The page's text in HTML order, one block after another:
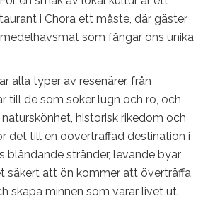
i Chora ett måste, där gäster
som fångar öns unika
alla typer av resenärer, från
till de som söker lugn och ro, och
historisk rikedom och
det till en oöverträffad destination i
bländande stränder, levande byar
säkert att ön kommer att överträffa
skapa minnen som varar livet ut.